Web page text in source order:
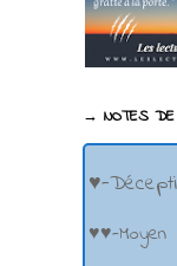
→ NOTES
♥-
♥♥-Moyen